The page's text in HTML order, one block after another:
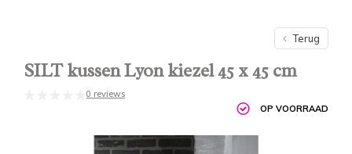
Terug
SILT kussen Lyon kiezel 45 x 45 cm
0 reviews
OP VOORRAAD